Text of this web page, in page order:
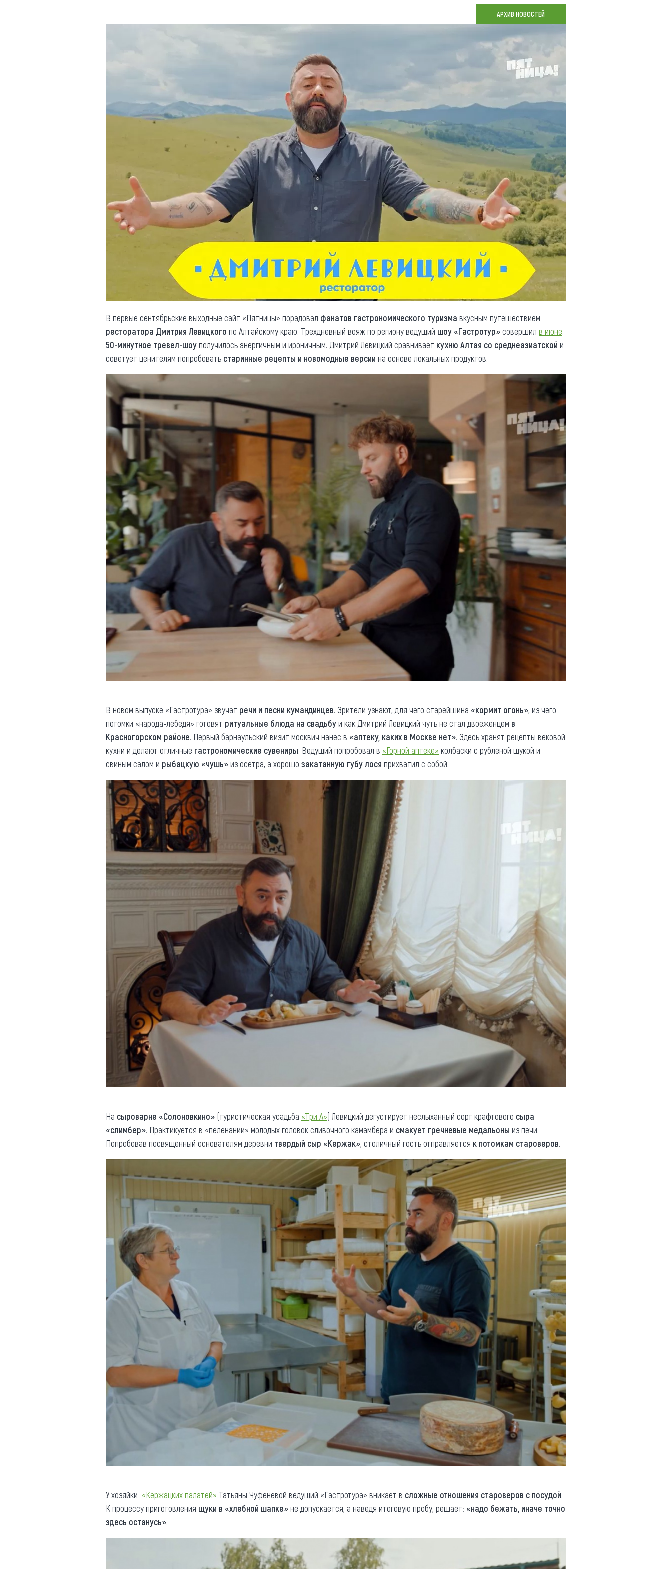
Придорожные кафе
Что привезти (сувениры)
Люди, прославившие Алтай
Карты и буклеты
Коллекция впечатлений
Блог путешественника
Видеогалерея
Фотогалерея
Реестр туристических
агентств Алтайского края
Противодействие коррупции
АРХИВ НОВОСТЕЙ
В первые сентябрьские выходные сайт «Пятницы» порадовал фанатов гастрономического туризма вкусным путешествием
ресторатора Дмитрия Левицкого по Алтайскому краю. Трехдневный вояж по региону ведущий шоу «Гастротур»совершил в июне.
50-минутное тревел-шоуполучилось энергичным и ироничным. Дмитрий Левицкий сравнивает кухню Алтая со среднеазиатской и
советует ценителям попробовать старинные рецепты и новомодные версии на основе локальных продуктов.
В новом выпуске «Гастротура» звучат речи и песни кумандинцев. Зрители узнают, для чего старейшина «кормит огонь», из чего
потомки «народа-лебедя» готовят ритуальные блюда на свадьбуи как Дмитрий Левицкий чуть не стал двоеженцем в
Красногорском районе. Первый барнаульский визит москвич нанес в «аптеку, каких в Москве нет». Здесь хранят рецепты вековой
кухни и делают отличные гастрономические сувениры. Ведущий попробовал в «Горной аптеке» колбаски с рубленой щукой и
свиным салом и рыбацкую «чушь»из осетра, а хорошо закатанную губу лося прихватил с собой.
На сыроварне «Солоновкино» (туристическая усадьба «Три А») Левицкий дегустирует неслыханный сорт крафтового сыра
«слимбер». Практикуется в «пеленании» молодых головок сливочного камамбера и смакует гречневые медальоны из печи.
Попробовав посвященный основателям деревни твердый сыр «Кержак», столичный гость отправляется к потомкам староверов.
У хозяйки «Кержацких палатей» Татьяны Чуфеневой ведущий «Гастротура» вникает в сложные отношения староверов с посудой.
К процессу приготовления щуки в «хлебной шапке»не допускается, а наведя итоговую пробу, решает: «надо бежать, иначе точно
здесь останусь».